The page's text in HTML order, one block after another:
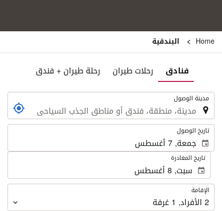
Home البندقية
فنادق رحلات طيران رحلة طيران + فندق
. مدينة الوصول
. تاريخ الوصول
تاريخ المغادرة
الإقامة
الإقامة
2 الأفراد,
1غرفة